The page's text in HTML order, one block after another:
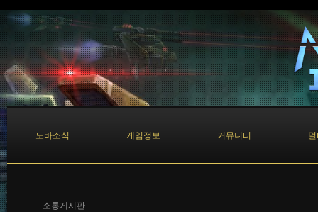
노바소식 게임정보 커뮤니티
소통게시판
Sketchbook5, 스케치북5
Sketchbook5, 스케치북5